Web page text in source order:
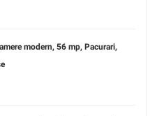
modern, 56 mp, Pacurari,